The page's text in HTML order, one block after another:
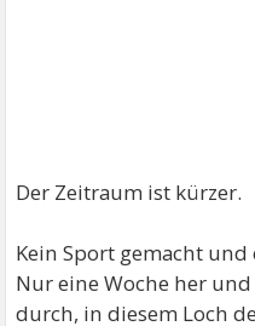
Der Zeitraum ist kürzer.
Kein Sport gemacht
Nur eine Woche her
durch, in diesem Loch